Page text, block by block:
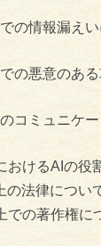
の情報漏え
の悪意のあ
コミュニケ
おけるAIの役
の法律につい
での著作権に